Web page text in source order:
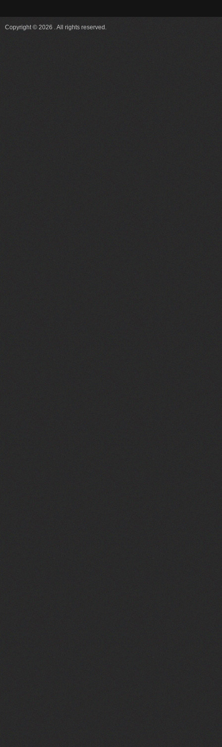
Copyright © 2026 . All rights reserved.